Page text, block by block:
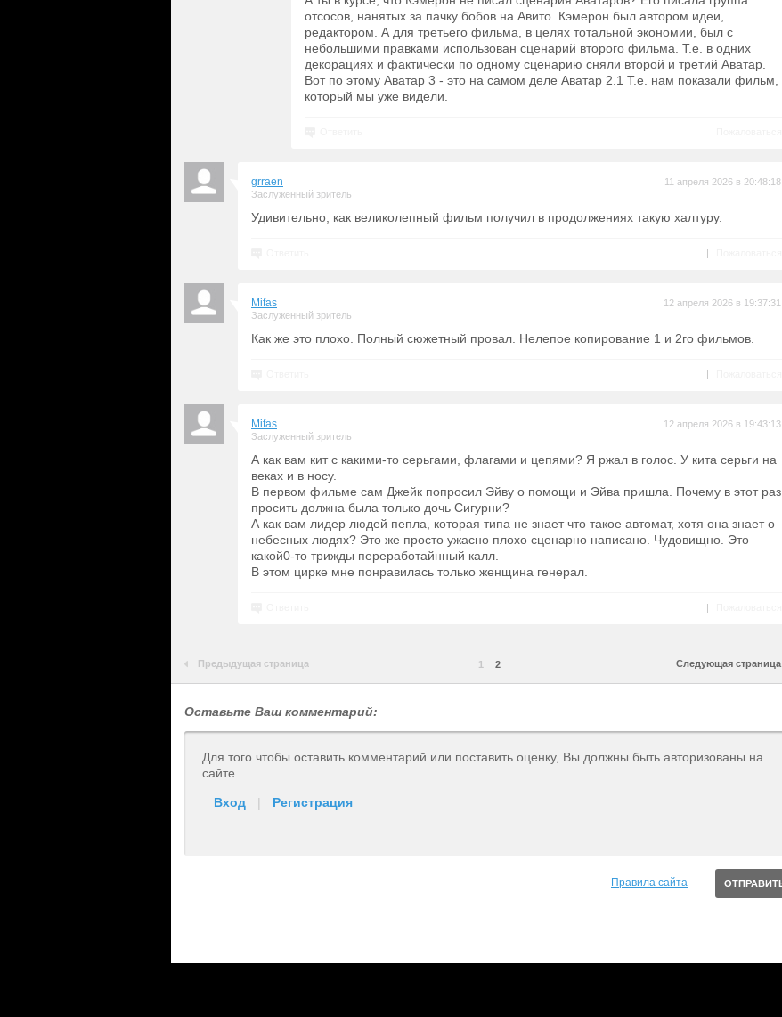
отсосов, нанятых за пачку бобов на Авито. Кэмерон был автором идеи,
редактором. А для третьего фильма, в целях тотальной экономии, был с
небольшими правками использован сценарий второго фильма. Т.е. в одних
декорациях и фактически по одному сценарию сняли второй и третий Аватар.
Вот по этому Аватар 3 - это на самом деле Аватар 2.1 Т.е. нам показали фильм,
который мы уже видели.
grraen
Заслуженный зритель
11 апреля 2026 в 20:48:18
Удивительно, как великолепный фильм получил в продолжениях такую халтуру.
|
Mifas
Заслуженный зритель
12 апреля 2026 в 19:37:31
Как же это плохо. Полный сюжетный провал. Нелепое копирование 1 и 2го фильмов.
|
Mifas
Заслуженный зритель
12 апреля 2026 в 19:43:13
А как вам кит с какими-то серьгами, флагами и цепями? Я ржал в голос. У кита серьги на
веках и в носу.
В первом фильме сам Джейк попросил Эйву о помощи и Эйва пришла. Почему в этот раз
просить должна была только дочь Сигурни?
А как вам лидер людей пепла, которая типа не знает что такое автомат, хотя она знает о
небесных людях? Это же просто ужасно плохо сценарно написано. Чудовищно. Это
какой0-то трижды переработайнный калл.
В этом цирке мне понравилась только женщина генерал.
|
Предыдущая страница 1 2 Следующая страница
Оставьте Ваш комментарий:
Для того чтобы оставить комментарий или поставить оценку, Вы должны быть авторизованы на
сайте.
Вход | Регистрация
Правила сайта